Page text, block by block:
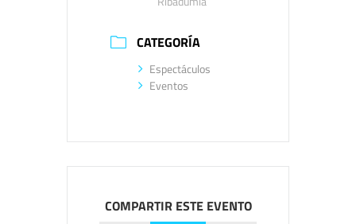
CATEGORÍA
Espectáculos
Eventos
COMPARTIR ESTE EVENTO